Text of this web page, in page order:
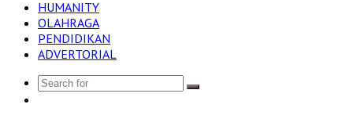
HUMANITY
OLAHRAGA
PENDIDIKAN
ADVERTORIAL
Search